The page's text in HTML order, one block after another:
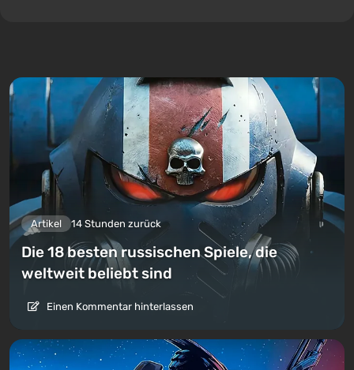
Artikel 14 Stunden zurück
Die 18 besten russischen Spiele, die
weltweit beliebt sind
Einen Kommentar hinterlassen